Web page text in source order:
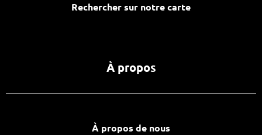
Rechercher sur notre carte
À propos
À propos de nous